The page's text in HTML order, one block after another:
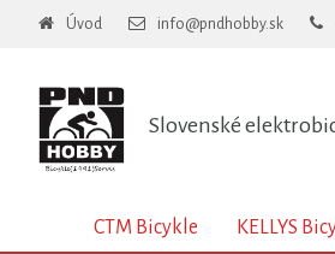
Slovenské
Úvod info@pndhobby.sk
CTM Bicykle KELLYS